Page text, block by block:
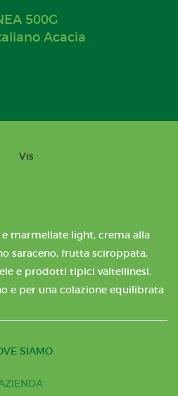
500G
Acacia
marmellate light, crema alla
saraceno, frutta sciroppata,
e prodotti tipici valtellinesi.
e per una colazione equilibrata
SIAMO